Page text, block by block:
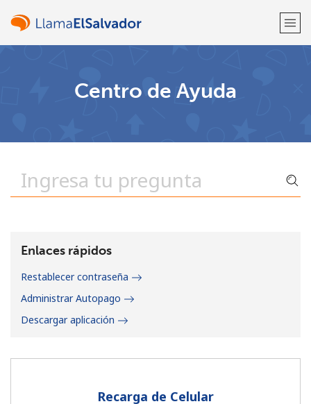
Centro de Ayuda
Recarga de Celular
Enlaces rápidos
Restablecer contraseña
Administrar Autopago
Descargar aplicación